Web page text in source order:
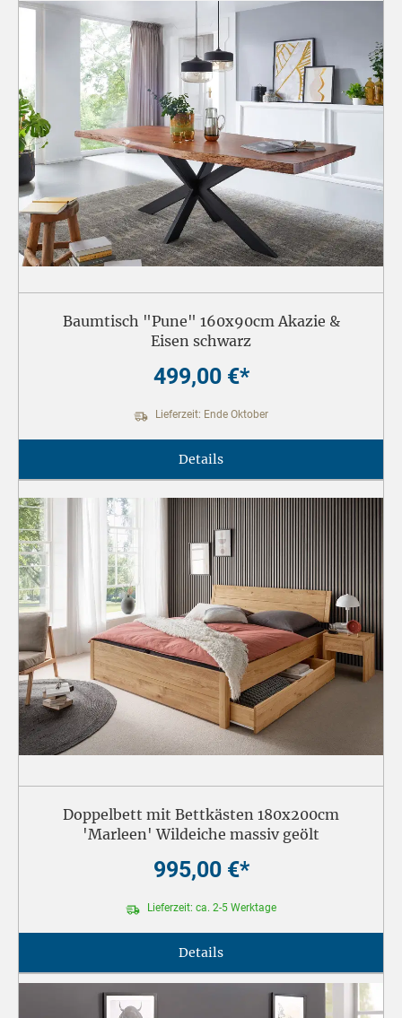
Baumtisch "Pune" 160x90cm Akazie &
Eisen schwarz
499,00 €*
Lieferzeit: Ende Oktober
Details
Doppelbett mit Bettkästen 180x200cm
'Marleen' Wildeiche massiv geölt
995,00 €*
Lieferzeit: ca. 2-5 Werktage
Details